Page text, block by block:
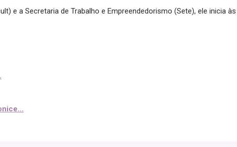
e a Secretaria de Trabalho e Empreendedorismo (Sete), ele inicia